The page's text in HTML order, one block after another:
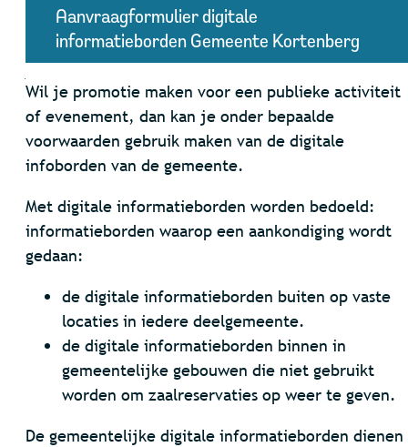
Aanvraagformulier digitale
informatieborden Gemeente Kortenberg
Inhoud
Wil je promotie maken voor een publieke activiteit
of evenement, dan kan je onder bepaalde
voorwaarden gebruik maken van de digitale
infoborden van de gemeente.
Met digitale informatieborden worden bedoeld:
informatieborden waarop een aankondiging wordt
gedaan:
de digitale informatieborden buiten op vaste
locaties in iedere deelgemeente.
de digitale informatieborden binnen in
gemeentelijke gebouwen die niet gebruikt
worden om zaalreservaties op weer te geven.
De gemeentelijke digitale informatieborden dienen